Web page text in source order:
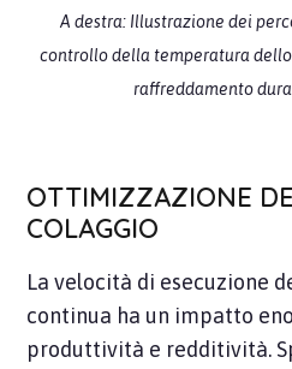
A destra: Illustrazione dei
controllo della temperatura
raffreddamento
OTTIMIZZAZIONE
COLAGGIO
La velocità di esecuzione
continua ha un impatto
produttività e redditività.